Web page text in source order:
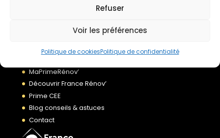
Refuser
Voir les préférences
Politique de cookiesPolitique de confidentialité
Qui sommes nous ?
Nos agences
MaPrimeRénov’
Découvrir France Rénov’
Prime CEE
Blog conseils & astuces
Contact